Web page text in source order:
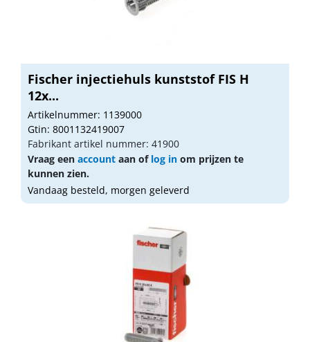
Fischer injectiehuls kunststof FIS H
12x...
Artikelnummer: 1139000
Gtin: 8001132419007
Fabrikant artikel nummer: 41900
Vraag een account aan of log in om prijzen te
kunnen zien.
Vandaag besteld, morgen geleverd